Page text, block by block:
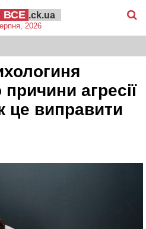
ВСЕ .ck.ua
2026
агресії
це виправити